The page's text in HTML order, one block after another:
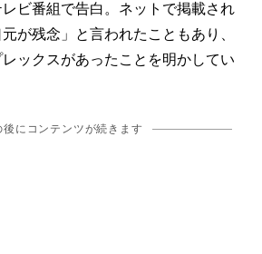
ビ番組で告白。ネットで掲載され
が残念」と言われたこともあり、
ックスがあったことを明かしてい
後にコンテンツが続きます